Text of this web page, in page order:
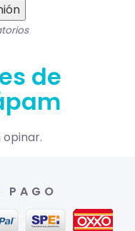
de
PAGO